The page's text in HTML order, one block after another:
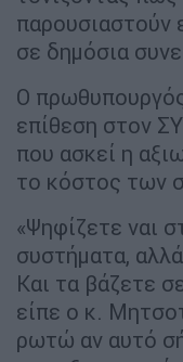
παρουσιαστούν
σε δημόσια
Ο
επίθεση στον
που ασκεί η
το κόστος των
«Ψηφίζετε ναι
συστήματα,
Και τα βάζετε
είπε ο κ.
ρωτώ αν αυτό